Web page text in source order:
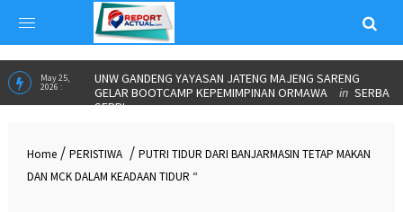
May 25,
2026 :
UNW GANDENG YAYASAN JATENG MAJENG SARENG
GELAR BOOTCAMP KEPEMIMPINAN ORMAWA
in SERBA
SERBI
Home / PERISTIWA / PUTRI TIDUR DARI BANJARMASIN TETAP MAKAN
DAN MCK DALAM KEADAAN TIDUR “